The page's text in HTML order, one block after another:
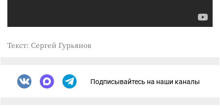
Текст: Сергей Гурьянов
Подписывайтесь на наши каналы